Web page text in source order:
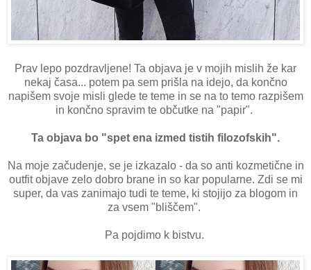
Prav lepo pozdravljene! Ta objava je v mojih mislih že kar
nekaj časa... potem pa sem prišla na idejo, da končno
napišem svoje misli glede te teme in se na to temo razpišem
in končno spravim te občutke na "papir".
Ta objava bo "spet ena izmed tistih filozofskih".
Na moje začudenje, se je izkazalo - da so anti kozmetične in
outfit objave zelo dobro brane in so kar popularne. Zdi se mi
super, da vas zanimajo tudi te teme, ki stojijo za blogom in
za vsem "bliščem".
Pa pojdimo k bistvu.